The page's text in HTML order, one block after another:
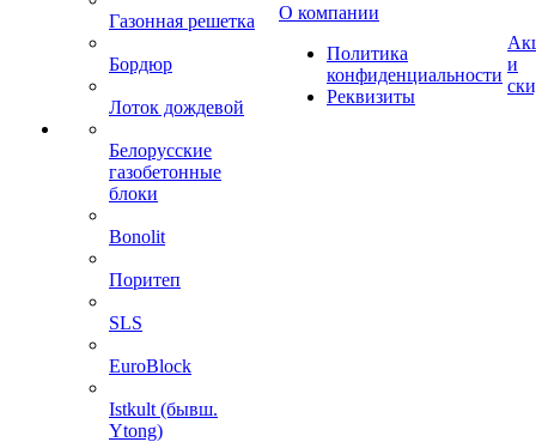
Газонная решетка
Бордюр
Лоток дождевой
Белорусские
газобетонные
блоки
Bonolit
Поритеп
SLS
EuroBlock
Istkult (бывш.
Ytong)
О компании
Политика
конфиденциальности
Реквизиты
и